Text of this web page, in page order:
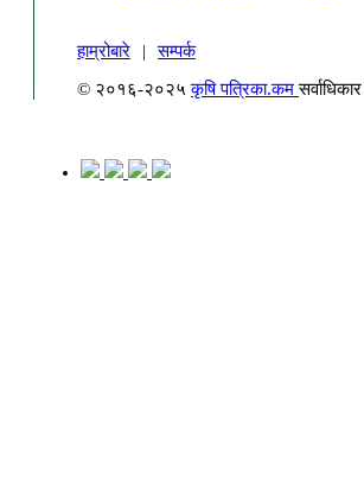
हाम्रोबारे |
सम्पर्क
© २०१६-२०२५कृषि पत्रिका.कम